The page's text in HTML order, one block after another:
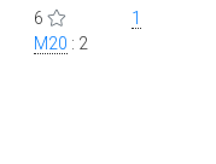
6
M20 : 2
1